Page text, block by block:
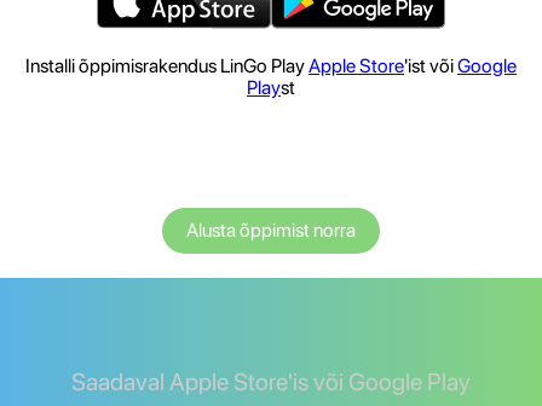
Installi õppimisrakendus LinGo PlayApple Store'ist võiGoogle
Playst
Alusta õppimist norra
Saadaval Apple Store'is või Google Play